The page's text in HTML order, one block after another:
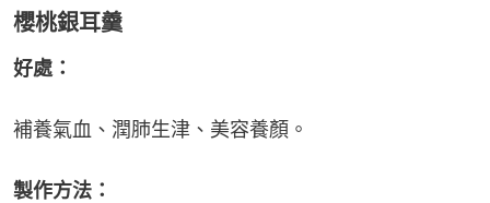
櫻桃銀耳羹
好處：
補養氣血、潤肺生津、美容養顏。
製作方法：